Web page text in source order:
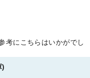
考にこちらはいかがでし
)